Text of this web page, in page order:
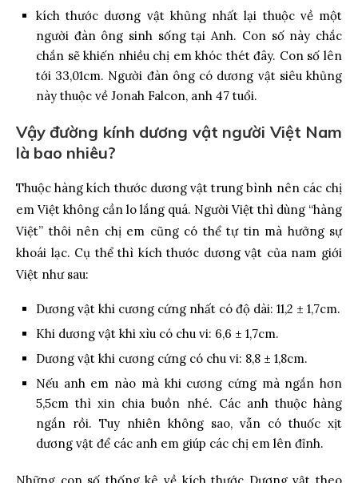
kích thước dương vật khủng nhất lại thuộc về một
người đàn ông sinh sống tại Anh. Con số này chắc
chắn sẽ khiến nhiều chị em khóc thét đây. Con số lên
tới 33,01cm. Người đàn ông có dương vật siêu khủng
này thuộc về Jonah Falcon, anh 47 tuổi.
Vậy đường kính dương vật người Việt Nam
là bao nhiêu?
Thuộc hàng kích thước dương vật trung bình nên các chị
em Việt không cần lo lắng quá. Người Việt thì dùng “hàng
Việt” thôi nên chị em cũng có thể tự tin mà hưởng sự
khoái lạc. Cụ thể thì kích thước dương vật của nam giới
Việt như sau:
Dương vật khi cương cứng nhất có độ dài: 11,2 ± 1,7cm.
Khi dương vật khi xìu có chu vi: 6,6 ± 1,7cm.
Dương vật khi cương cứng có chu vi: 8,8 ± 1,8cm.
Nếu anh em nào mà khi cương cứng mà ngắn hơn
5,5cm thì xin chia buồn nhé. Các anh thuộc hàng
ngắn rồi. Tuy nhiên không sao, vẫn có thuốc xịt
dương vật để các anh em giúp các chị em lên đỉnh.